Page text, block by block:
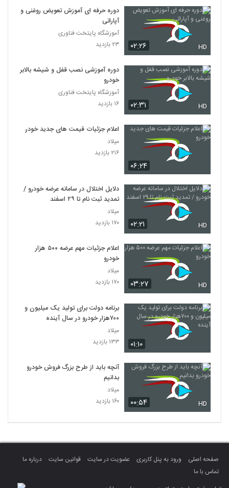
۰۲:۲۶ HD
دوره حرفه ای آموزش تعویض روغنی و
آپاراتی
آموزشگاه پایتخت فناوری
۲۳ بازدید
۰۲:۳۱ HD
دوره آموزشی نصب قفل و شیشه بالابر
خودرو
آموزشگاه پایتخت فناوری
۱۶ بازدید
۰۶:۲۴
اعلام جزئیات قیمت‌ های جدید خودرو
میلاد
۲۱۶ بازدید
۰۲:۲۱ HD
دلایل اختلال در سامانه عرضه خودرو /
تمدید ثبت نام تا ۲۹ اسفند
میلاد
۱۷۰ بازدید
۰۳:۲۷ HD
اعلام جزئیات مهم عرضه ۵۰۰ هزار
خودرو
میلاد
۱۷۰ بازدید
۰۱:۱۰
برنامه دولت برای تولید یک میلیون و
۷۰۰هزار خودرو در سال آینده
میلاد
۱۳۳ بازدید
۰۰:۵۴ HD
آنچه باید از طرح بزرگ فروش خودرو
بدانیم
میلاد
۱۶۰ بازدید
صفحه اصلی ورود به پنل کاربری عضویت در سایت قوانین سایت
درباره ما
تماس با ما